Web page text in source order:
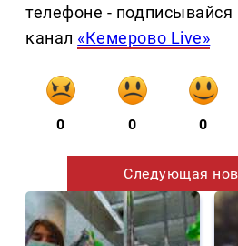
телефоне - подписывайся
канал «Кемерово Live»
0 0 0
Следующая